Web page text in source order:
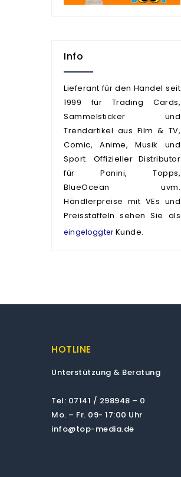
Info
Lieferant für den Handel seit
1999 für Trading Cards,
Sammelsticker und
Trendartikel aus Film & TV,
Comic, Anime, Musik und
Sport. Offizieller Distributor
für Panini, Topps,
BlueOcean uvm.
Händlerpreise mit VEs und
Preisstaffeln sehen Sie als
eingeloggter Kunde.
HOTLINE
Unterstützung & Beratung
Tel: 07141 / 298948 – 0
Mo. – Fr. 09- 17:00 Uhr
info@top-media.de